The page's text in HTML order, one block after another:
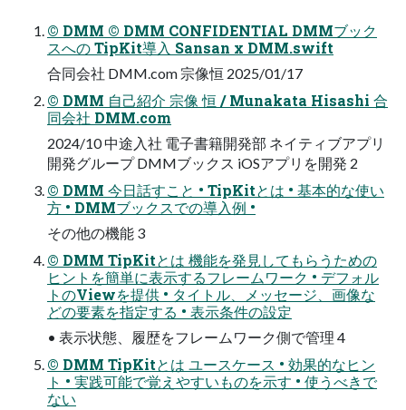
© DMM © DMM CONFIDENTIAL DMMブック
スへの TipKit導入 Sansan x DMM.swift
合同会社 DMM.com 宗像恒 2025/01/17
© DMM 自己紹介 宗像 恒 / Munakata Hisashi 合
同会社 DMM.com
2024/10 中途入社 電子書籍開発部 ネイティブアプリ
開発グループ DMMブックス iOSアプリを開発 2
© DMM 今日話すこと • TipKitとは • 基本的な使い
方 • DMMブックスでの導入例 •
その他の機能 3
© DMM TipKitとは 機能を発見してもらうための
ヒントを簡単に表示するフレームワーク • デフォル
トのViewを提供 • タイトル、メッセージ、画像な
どの要素を指定する • 表示条件の設定
• 表示状態、履歴をフレームワーク側で管理 4
© DMM TipKitとは ユースケース • 効果的なヒン
ト • 実践可能で覚えやすいものを示す • 使うべきで
ない